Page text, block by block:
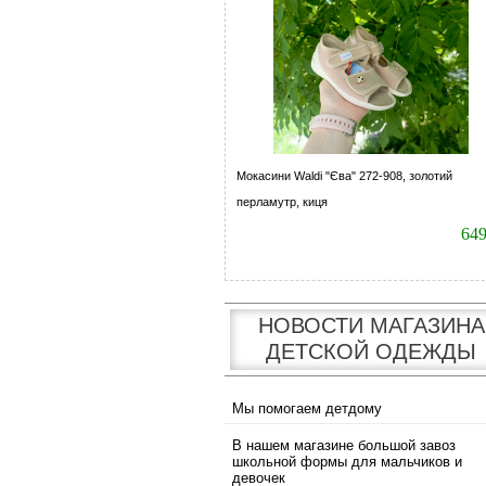
Мокасини Waldi "Єва" 272-908, золотий
перламутр, киця
НОВОСТИ МАГАЗИНА
ДЕТСКОЙ ОДЕЖДЫ
Мы помогаем детдому
В нашем магазине большой завоз
школьной формы для мальчиков и
девочек